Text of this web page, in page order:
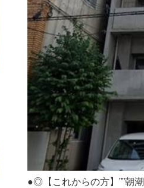
●◎【これからの方】””朝